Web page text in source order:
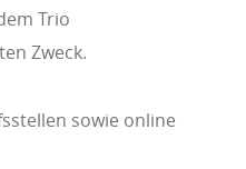
Trio
Zweck.
sowie online